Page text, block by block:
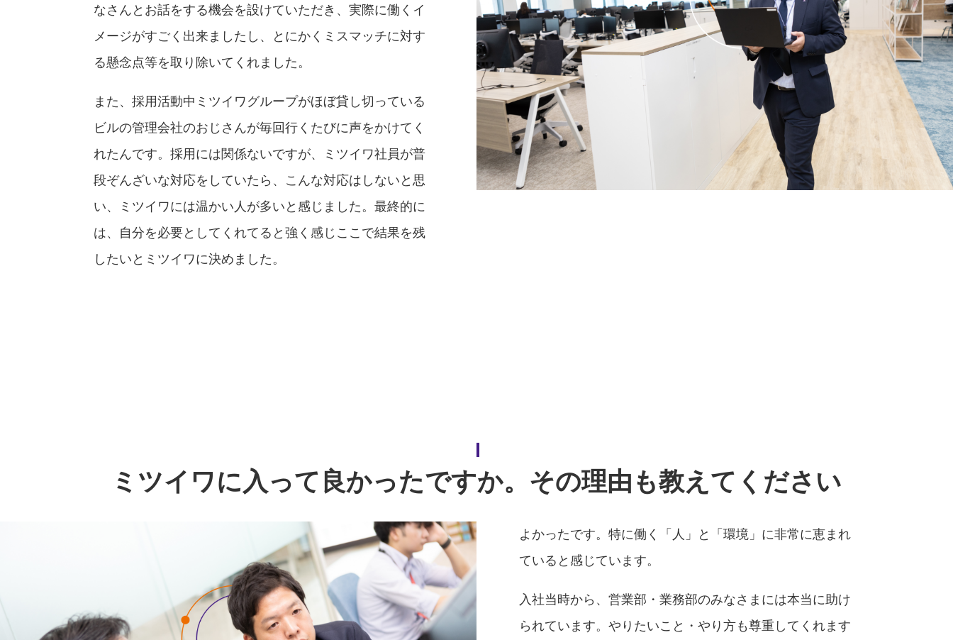
なさんとお話をする機会を設けていただき、実際に働くイ
メージがすごく出来ましたし、とにかくミスマッチに対す
る懸念点等を取り除いてくれました。
また、採用活動中ミツイワグループがほぼ貸し切っている
ビルの管理会社のおじさんが毎回行くたびに声をかけてく
れたんです。採用には関係ないですが、ミツイワ社員が普
段ぞんざいな対応をしていたら、こんな対応はしないと思
い、ミツイワには温かい人が多いと感じました。最終的に
は、自分を必要としてくれてると強く感じここで結果を残
したいとミツイワに決めました。
ミツイワに入って良かったですか。その理由も教えてください
よかったです。特に働く「人」と「環境」に非常に恵まれ
ていると感じています。
入社当時から、営業部・業務部のみなさまには本当に助け
られています。やりたいこと・やり方も尊重してくれます